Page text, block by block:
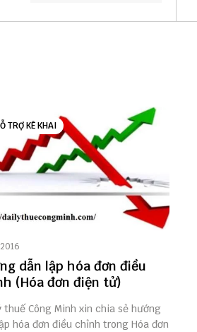
TRỢ KÊ KHAI
dẫn lập hóa đơn điều
(Hóa đơn điện tử)
thuế Công Minh xin chia sẻ hướng
hóa đơn điều chỉnh trong Hóa đơn